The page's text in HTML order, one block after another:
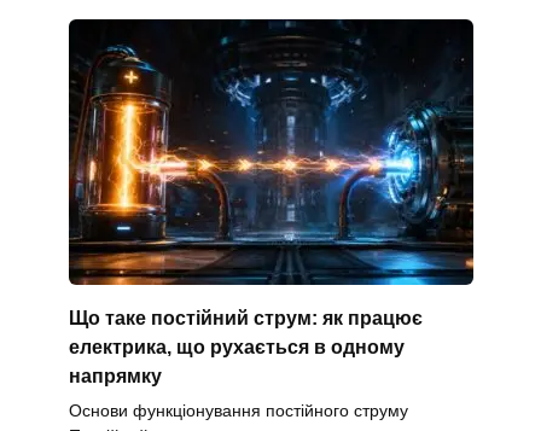
Що таке постійний струм: як працює
електрика, що рухається в одному
напрямку
Основи функціонування постійного струму